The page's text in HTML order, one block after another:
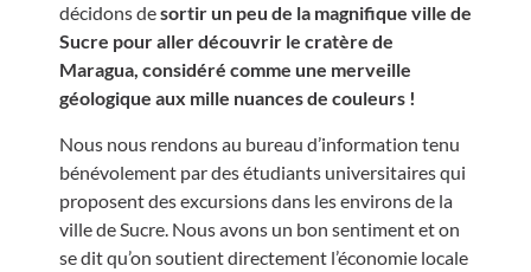
décidons desortir un peu de la magnifique ville de
Sucre pour aller découvrir le cratère de
Maragua, considéré comme une merveille
géologique aux mille nuances de couleurs !
Nous nous rendons au bureau d’information tenu
bénévolement par des étudiants universitaires qui
proposent des excursions dans les environs de la
ville de Sucre. Nous avons un bon sentiment et on
se dit qu’on soutient directement l’économie locale